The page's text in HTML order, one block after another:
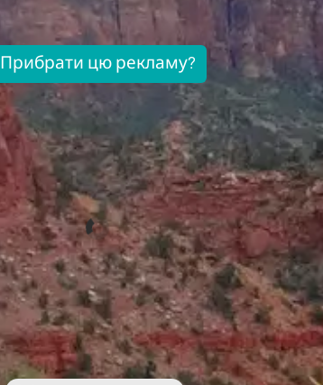
Прибрати цю рекламу?